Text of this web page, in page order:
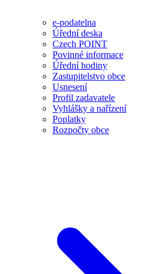
e-podatelna
Úřední deska
Czech POINT
Povinné informace
Úřední hodiny
Zastupitelstvo obce
Usnesení
Profil zadavatele
Vyhlášky a nařízení
Poplatky
Rozpočty obce